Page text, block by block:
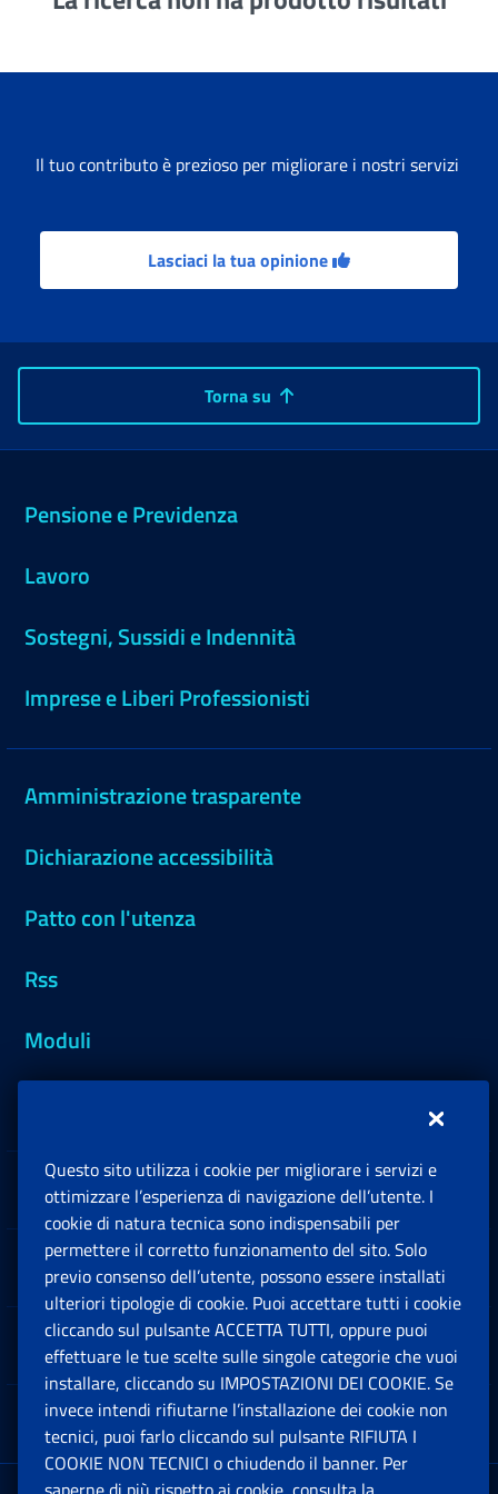
Il tuo contributo è prezioso per migliorare i nostri servizi
Lasciaci la tua opinione
Torna su
Pensione e Previdenza
Lavoro
Sostegni, Sussidi e Indennità
Imprese e Liberi Professionisti
Amministrazione trasparente
Dichiarazione accessibilità
Patto con l'utenza
Rss
Moduli
Sedi e Contatti
Software
Note Legali
App mobile
Questo sito utilizza i cookie per migliorare i servizi e
ottimizzare l’esperienza di navigazione dell’utente. I
cookie di natura tecnica sono indispensabili per
permettere il corretto funzionamento del sito. Solo
previo consenso dell’utente, possono essere installati
ulteriori tipologie di cookie. Puoi accettare tutti i cookie
cliccando sul pulsante ACCETTA TUTTI, oppure puoi
effettuare le tue scelte sulle singole categorie che vuoi
installare, cliccando su IMPOSTAZIONI DEI COOKIE. Se
invece intendi rifiutarne l’installazione dei cookie non
tecnici, puoi farlo cliccando sul pulsante RIFIUTA I
COOKIE NON TECNICI o chiudendo il banner. Per